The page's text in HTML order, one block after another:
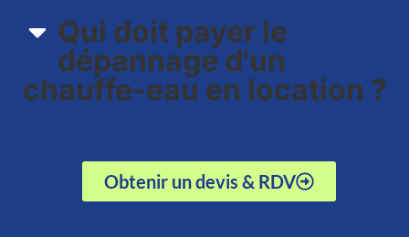
Qui doit payer le
dépannage d'un
chauffe-eau en location ?
Obtenir un devis & RDV